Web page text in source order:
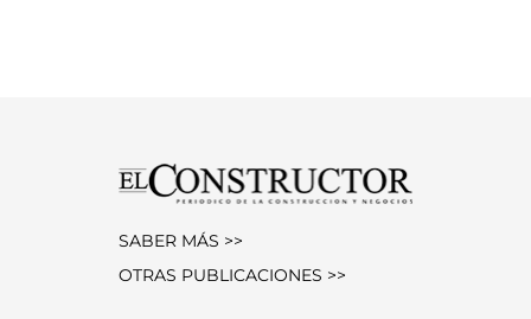
SABER MÁS >>
OTRAS PUBLICACIONES >>